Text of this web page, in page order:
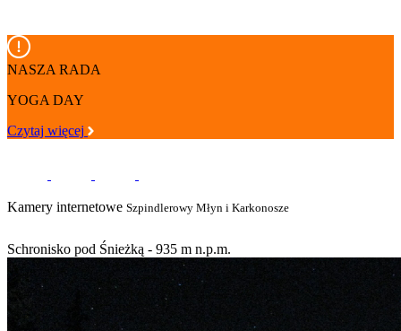
NASZA RADA
YOGA DAY
Czytaj więcej
Kamery internetowe Szpindlerowy Młyn i Karkonosze
Schronisko pod Śnieżką - 935 m n.p.m.